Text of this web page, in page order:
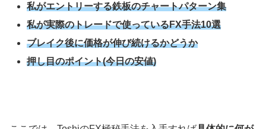
私がエントリーする鉄板のチャートパターン集
私が実際のトレードで使っているFX手法10選
ブレイク後に価格が伸び続けるかどうか
押し目のポイント(今日の安値)